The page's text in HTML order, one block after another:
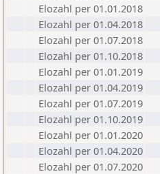
Elozahl per 01.01.2018
Elozahl per 01.04.2018
Elozahl per 01.07.2018
Elozahl per 01.10.2018
Elozahl per 01.01.2019
Elozahl per 01.04.2019
Elozahl per 01.07.2019
Elozahl per 01.10.2019
Elozahl per 01.01.2020
Elozahl per 01.04.2020
Elozahl per 01.07.2020